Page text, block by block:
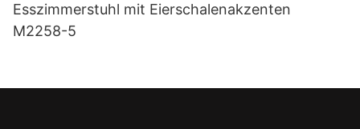
Esszimmerstuhl mit Eierschalenakzenten
M2258-5